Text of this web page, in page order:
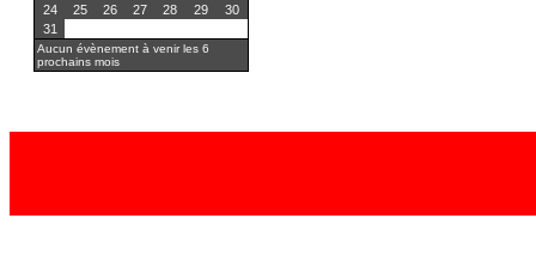
24
25 26 27 28 29
30
31
Aucun évènement à venir les 6
prochains mois